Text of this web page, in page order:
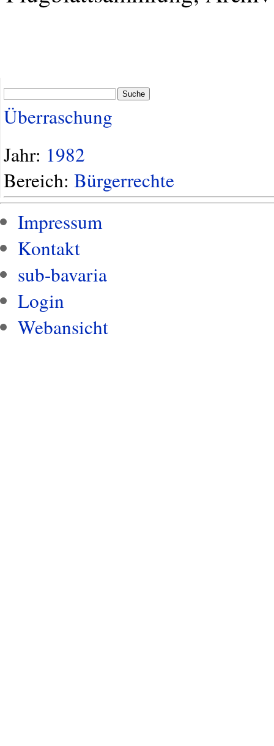
Suche
Überraschung
Jahr: 1982
Bereich: Bürgerrechte
Impressum
Kontakt
sub-bavaria
Login
Webansicht